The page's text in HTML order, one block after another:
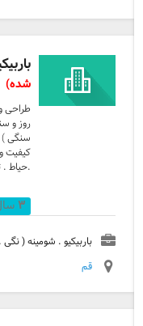
شده)
طراحی و
روز و
سنگی )
کیفیت
.حیاط .
سال
باربیکیو . شومینه ( نگی ...
قم